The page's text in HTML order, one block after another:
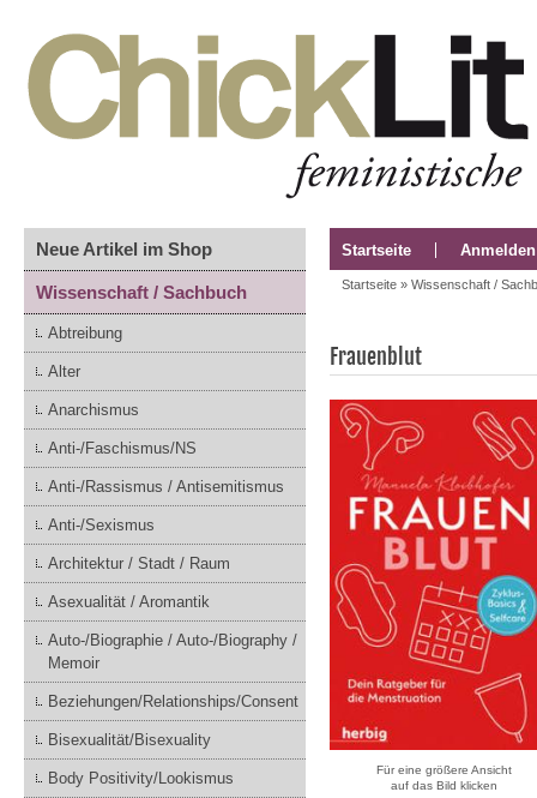
Neue Artikel im Shop
Wissenschaft / Sachbuch
Abtreibung
Alter
Anarchismus
Anti-/Faschismus/NS
Anti-/Rassismus / Antisemitismus
Anti-/Sexismus
Architektur / Stadt / Raum
Asexualität / Aromantik
Auto-/Biographie / Auto-/Biography /
Memoir
Beziehungen/Relationships/Consent
Bisexualität/Bisexuality
Body Positivity/Lookismus
Startseite Anmelden
Startseite » Wissenschaft /
Frauenblut
Für eine größere Ansicht
auf das Bild klicken